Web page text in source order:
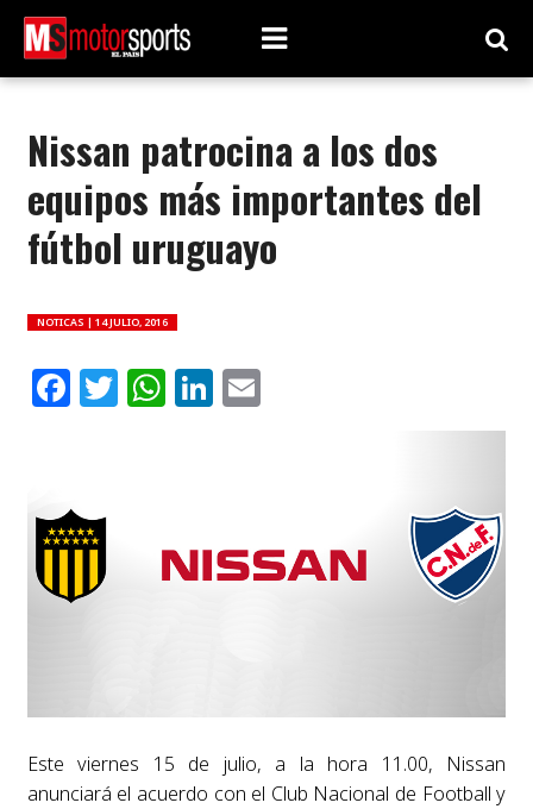
Nissan patrocina a los dos
equipos más importantes del
fútbol uruguayo
NOTICAS | 14 JULIO, 2016
Facebook
Twitter
WhatsApp
LinkedIn
Email
Este viernes 15 de julio, a la hora 11.00, Nissan
anunciará el acuerdo con el Club Nacional de Football y